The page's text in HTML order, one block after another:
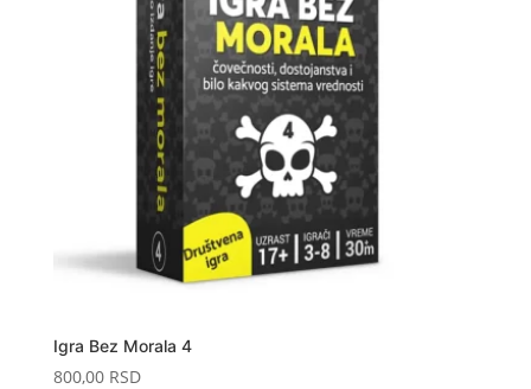
Igra Bez Morala 4
800,00 RSD